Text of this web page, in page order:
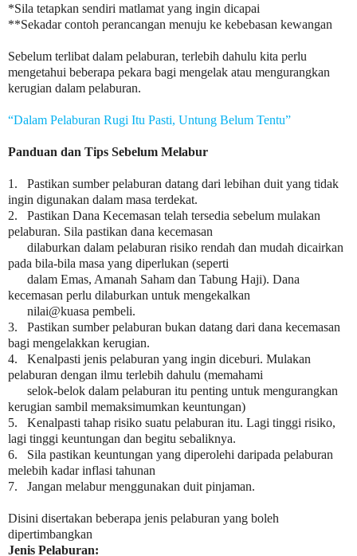
*Sila tetapkan sendiri matlamat yang ingin dicapai
**Sekadar contoh perancangan menuju ke kebebasan kewangan
Sebelum terlibat dalam pelaburan, terlebih dahulu kita perlu
mengetahui beberapa pekara bagi mengelak atau mengurangkan
kerugian dalam pelaburan.
“Dalam Pelaburan Rugi Itu Pasti, Untung Belum Tentu”
Panduan dan Tips Sebelum Melabur
Pastikan sumber pelaburan datang dari lebihan duit yang tidak
ingin digunakan dalam masa terdekat.
Pastikan Dana Kecemasan telah tersedia sebelum mulakan
pelaburan. Sila pastikan dana kecemasan
dalam pelaburan risiko rendah dan mudah dicairkan
pada bila-bila masa yang diperlukan (seperti
Emas, Amanah Saham dan Tabung Haji). Dana
kecemasan perlu dilaburkan untuk mengekalkan
pembeli.
Pastikan sumber pelaburan bukan datang dari dana kecemasan
bagi mengelakkan kerugian.
Kenalpasti jenis pelaburan yang ingin diceburi. Mulakan
pelaburan dengan ilmu terlebih dahulu (memahami
belok dalam pelaburan itu penting untuk mengurangkan
kerugian sambil memaksimumkan keuntungan)
Kenalpasti tahap risiko suatu pelaburan itu. Lagi tinggi risiko,
lagi tinggi keuntungan dan begitu sebaliknya.
Sila pastikan keuntungan yang diperolehi daripada pelaburan
melebih kadar inflasi tahunan
Jangan melabur menggunakan duit pinjaman.
Disini disertakan beberapa jenis pelaburan yang boleh
dipertimbangkan
Jenis Pelaburan: